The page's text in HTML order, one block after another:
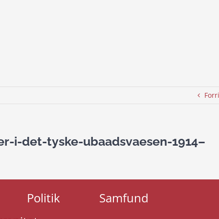
i-det-tyske-ubaadsvaesen-1914–
Politik
Samfund